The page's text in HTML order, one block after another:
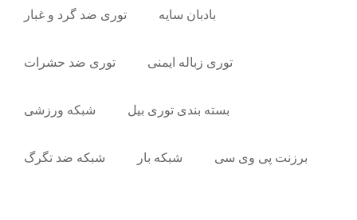
توری ضد گرد و غبار بادبان سایه
توری ضد حشرات توری زباله ایمنی
شبکه ورزشی بسته بندی توری بیل
شبکه ضد تگرگ شبکه بار برزنت پی وی سی